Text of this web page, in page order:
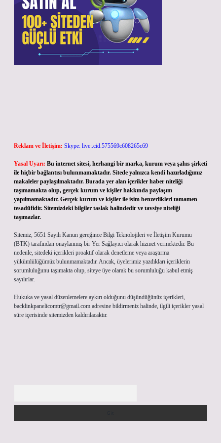
Reklam ve İletişim: Skype: live:.cid.575569c608265c69
Yasal Uyarı: Bu internet sitesi, herhangi bir marka, kurum veya şahıs şirketi
ile hiçbir bağlantısı bulunmamaktadır. Sitede yalnızca kendi hazırladığımız
makaleler paylaşılmaktadır. Burada yer alan içerikler haber niteliği
taşımamakta olup, gerçek kurum ve kişiler hakkında paylaşım
yapılmamaktadır. Gerçek kurum ve kişiler ile isim benzerlikleri tamamen
tesadüfidir. Sitemizdeki bilgiler taslak halindedir ve tavsiye niteliği
taşımazlar.
Sitemiz, 5651 Sayılı Kanun gereğince Bilgi Teknolojileri ve İletişim Kurumu
(BTK) tarafından onaylanmış bir Yer Sağlayıcı olarak hizmet vermektedir. Bu
nedenle, sitedeki içerikleri proaktif olarak denetleme veya araştırma
yükümlülüğümüz bulunmamaktadır. Ancak, üyelerimiz yazdıkları içeriklerin
sorumluluğunu taşımakta olup, siteye üye olarak bu sorumluluğu kabul etmiş
sayılırlar.
Hukuka ve yasal düzenlemelere aykırı olduğunu düşündüğünüz içerikleri,
backlinkpanelicomtr@gmail.com adresine bildirmeniz halinde, ilgili içerikler yasal
süre içerisinde sitemizden kaldırılacaktır.